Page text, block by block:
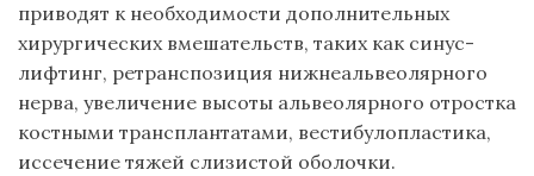
приводят к необходимости дополнительных
хирургических вмешательств, таких как синус-
лифтинг, ретранспозиция нижнеальвеолярного
нерва, увеличение высоты альвеолярного отростка
костными трансплантатами, вестибулопластика,
иссечение тяжей слизистой оболочки.